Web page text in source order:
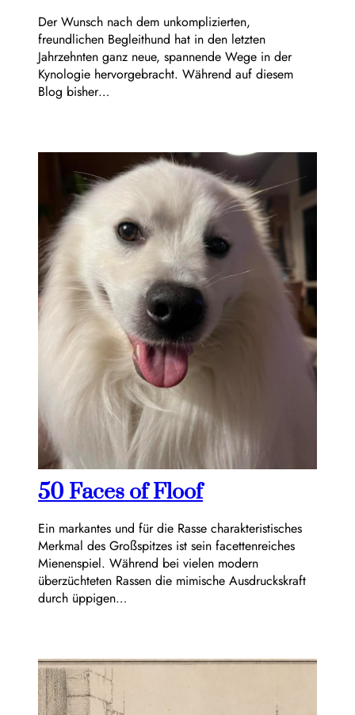
Der Wunsch nach dem unkomplizierten,
freundlichen Begleithund hat in den letzten
Jahrzehnten ganz neue, spannende Wege in der
Kynologie hervorgebracht. Während auf diesem
Blog bisher…
50 Faces of Floof
Ein markantes und für die Rasse charakteristisches
Merkmal des Großspitzes ist sein facettenreiches
Mienenspiel. Während bei vielen modern
überzüchteten Rassen die mimische Ausdruckskraft
durch üppigen…